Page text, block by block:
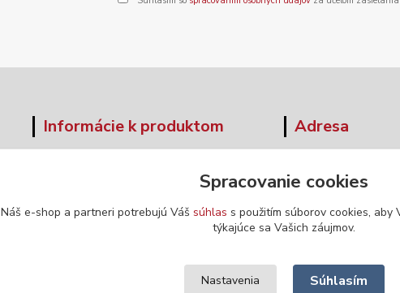
Informácie k produktom Adresa
Banská Bystrica
974 04
Spracovanie cookies
Náš e-shop a partneri potrebujú Váš súhlas s použitím súborov cookies,
týkajúce sa Vašich záujmov.
Nastavenia Súhlasím